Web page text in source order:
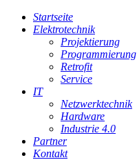
Startseite
Elektrotechnik
Projektierung
Programmierung
Retrofit
Service
IT
Netzwerktechnik
Hardware
Industrie 4.0
Partner
Kontakt